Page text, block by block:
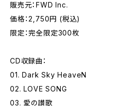
販売元：FWD Inc.
価格：2,750円 (税込)
限定：完全限定300枚
CD収録曲：
01. Dark Sky HeaveN
02. LOVE SONG
03. 愛の讃歌